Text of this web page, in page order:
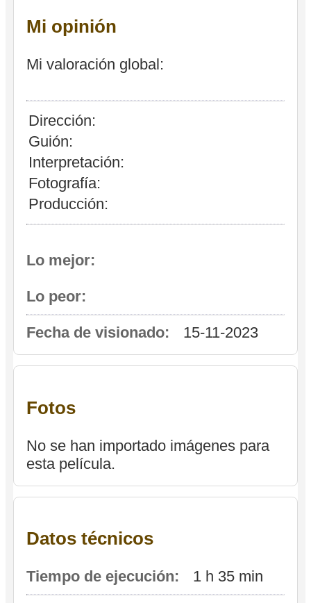
Mi opinión
Mi valoración global:
Dirección:
Guión:
Interpretación:
Fotografía:
Producción:
Lo mejor:
Lo peor:
Fecha de visionado: 15-11-2023
Fotos
No se han importado imágenes para
esta película.
Datos técnicos
Tiempo de ejecución: 1 h 35 min